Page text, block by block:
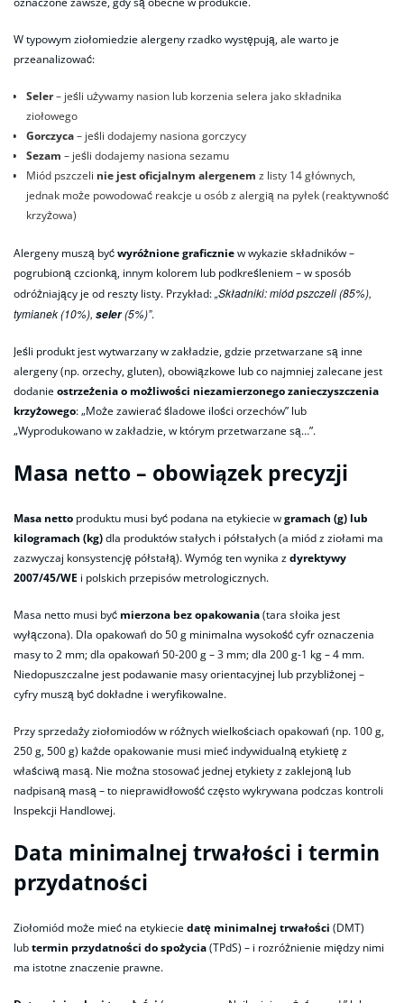
W typowym ziołomiedzie alergeny rzadko występują, ale warto je
przeanalizować:
Seler– jeśli używamy nasion lub korzenia selera jako składnika
ziołowego
Gorczyca– jeśli dodajemy nasiona gorczycy
Sezam – jeśli dodajemy nasiona sezamu
Miód pszczeli nie jest oficjalnym alergenem z listy 14 głównych,
jednak może powodować reakcje u osób z alergią na pyłek (reaktywność
krzyżowa)
Alergeny muszą byćwyróżnione graficzniew wykazie składników –
pogrubioną czcionką, innym kolorem lub podkreśleniem – w sposób
odróżniający je od reszty listy. Przykład:„Składniki: miód pszczeli (85%),
tymianek (10%), seler(5%)”.
Jeśli produkt jest wytwarzany w zakładzie, gdzie przetwarzane są inne
alergeny (np. orzechy, gluten), obowiązkowe lub co najmniej zalecane jest
dodanieostrzeżenia o możliwości niezamierzonego zanieczyszczenia
krzyżowego: „Może zawierać śladowe ilości orzechów” lub
„Wyprodukowano w zakładzie, w którym przetwarzane są…”.
Masa netto – obowiązek precyzji
Masa netto produktu musi być podana na etykiecie wgramach (g) lub
kilogramach (kg)dla produktów stałych i półstałych (a miód z ziołami ma
zazwyczaj konsystencję półstałą). Wymóg ten wynika zdyrektywy
2007/45/WE i polskich przepisów metrologicznych.
Masa netto musi być mierzona bez opakowania(tara słoika jest
wyłączona). Dla opakowań do 50 g minimalna wysokość cyfr oznaczenia
masy to 2 mm; dla opakowań 50-200 g – 3 mm; dla 200 g-1 kg – 4 mm.
Niedopuszczalne jest podawanie masy orientacyjnej lub przybliżonej –
cyfry muszą być dokładne i weryfikowalne.
Przy sprzedaży ziołomiodów w różnych wielkościach opakowań (np. 100 g,
250 g, 500 g) każde opakowanie musi mieć indywidualną etykietę z
właściwą masą. Nie można stosować jednej etykiety z zaklejoną lub
nadpisaną masą – to nieprawidłowość często wykrywana podczas kontroli
Inspekcji Handlowej.
Data minimalnej trwałości i termin
przydatności
Ziołomiód może mieć na etykieciedatę minimalnej trwałości (DMT)
lubtermin przydatności do spożycia(TPdS) – i rozróżnienie między nimi
ma istotne znaczenie prawne.